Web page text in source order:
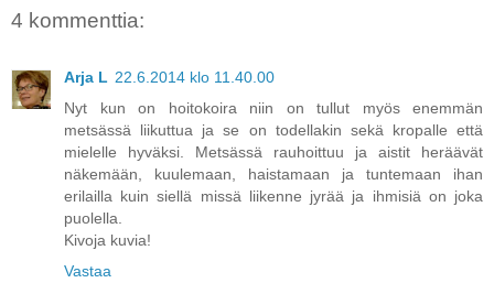
4 kommenttia:
Arja L 22.6.2014 klo 11.40.00
Nyt kun on hoitokoira niin on tullut myös enemmän
metsässä liikuttua ja se on todellakin sekä kropalle että
mielelle hyväksi. Metsässä rauhoittuu ja aistit heräävät
näkemään, kuulemaan, haistamaan ja tuntemaan ihan
erilailla kuin siellä missä liikenne jyrää ja ihmisiä on joka
puolella.
Kivoja kuvia!
Vastaa